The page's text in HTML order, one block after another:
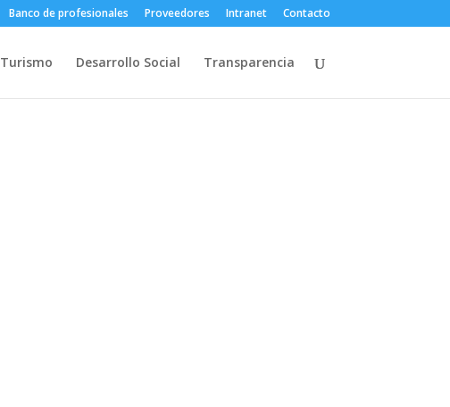
Banco de profesionales Proveedores Intranet Contacto
Turismo Desarrollo Social Transparencia